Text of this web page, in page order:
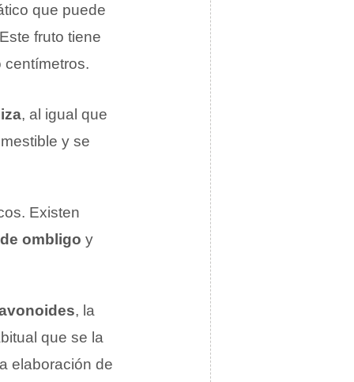
que puede
fruto tiene
centímetros.
, al igual que
y se
Existen
ombligo y
, la
que se la
elaboración de